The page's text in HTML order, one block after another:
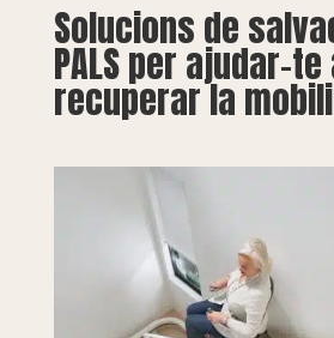
Solucions de
PALS per ajudar-te
recuperar la